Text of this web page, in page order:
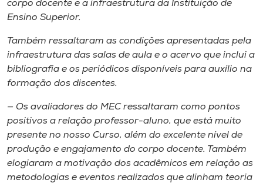
corpo docente e a infraestrutura da Instituição de
Ensino Superior.
Também ressaltaram as condições apresentadas pela
infraestrutura das salas de aula e o acervo que inclui a
bibliografia e os periódicos disponíveis para auxílio na
formação dos discentes.
— Os avaliadores do MEC ressaltaram como pontos
positivos a relação professor-aluno, que está muito
presente no nosso Curso, além do excelente nível de
produção e engajamento do corpo docente. Também
elogiaram a motivação dos acadêmicos em relação as
metodologias e eventos realizados que alinham teoria